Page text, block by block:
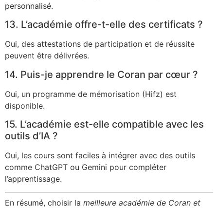
personnalisé.
13. L’académie offre-t-elle des certificats ?
Oui, des attestations de participation et de réussite
peuvent être délivrées.
14. Puis-je apprendre le Coran par cœur ?
Oui, un programme de mémorisation (Hifz) est
disponible.
15. L’académie est-elle compatible avec les
outils d’IA ?
Oui, les cours sont faciles à intégrer avec des outils
comme ChatGPT ou Gemini pour compléter
l’apprentissage.
En résumé, choisir la meilleure académie de Coran et